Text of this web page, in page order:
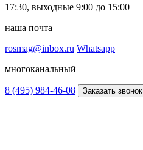
17:30, выходные 9:00 до 15:00
наша почта
rosmag@inbox.ru Whatsapp
многоканальный
8 (495) 984-46-08 Заказать звонок